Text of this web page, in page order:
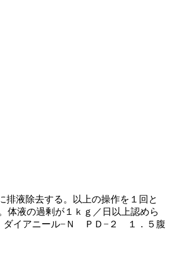
排液除去する。以上の操作を１回と
液の過剰が１ｋｇ／日以上認めら
ダイアニール−Ｎ ＰＤ−２ １．５腹